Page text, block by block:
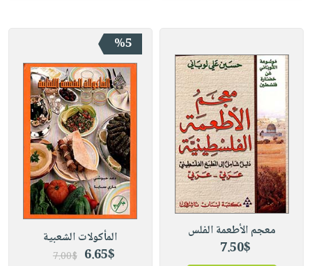
معجم الأطعمة الفلس
7.50$
%5
المأكولات الشعبية
6.65$
7.00$